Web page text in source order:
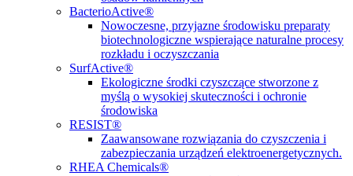
BacterioActive®
Nowoczesne, przyjazne środowisku preparaty
biotechnologiczne wspierające naturalne procesy
rozkładu i oczyszczania
SurfActive®
Ekologiczne środki czyszczące stworzone z
myślą o wysokiej skuteczności i ochronie
środowiska
RESIST®
Zaawansowane rozwiązania do czyszczenia i
zabezpieczania urządzeń elektroenergetycznych.
RHEA Chemicals®